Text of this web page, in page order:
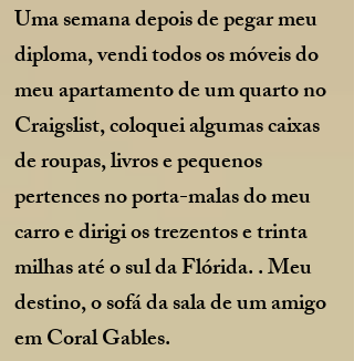
Uma semana depois de pegar meu
diploma, vendi todos os móveis do
meu apartamento de um quarto no
Craigslist, coloquei algumas caixas
de roupas, livros e pequenos
pertences no porta-malas do meu
carro e dirigi os trezentos e trinta
milhas até o sul da Flórida. . Meu
destino, o sofá da sala de um amigo
em Coral Gables.